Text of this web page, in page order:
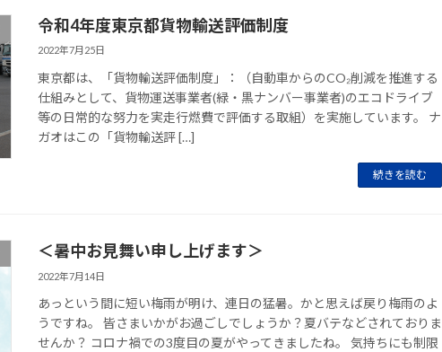
令和4年度東京都貨物輸送評価制度
2022年7月25日
東京都は、「貨物輸送評価制度」：（自動車からのCO₂削減を推進する
仕組みとして、貨物運送事業者(緑・黒ナンバー事業者)のエコドライブ
等の日常的な努力を実走行燃費で評価する取組）を実施しています。 ナ
ガオはこの「貨物輸送評 […]
続きを読む
＜暑中お見舞い申し上げます＞
2022年7月14日
あっという間に短い梅雨が明け、連日の猛暑。かと思えば戻り梅雨のよ
うですね。 皆さまいかがお過ごしでしょうか？夏バテなどされておりま
せんか？ コロナ禍での3度目の夏がやってきましたね。 気持ちにも制限